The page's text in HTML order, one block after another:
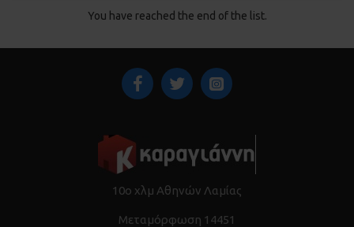
You have reached the end of the list.
10ο χλμ Αθηνών Λαμίας
Μεταμόρφωση 14451